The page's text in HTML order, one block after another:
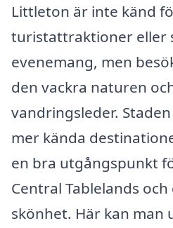
Littleton är inte känd
turistattraktioner eller
evenemang, men
den vackra naturen
vandringsleder.
mer kända
en bra utgångspunkt
Central Tablelands
skönhet. Här kan man